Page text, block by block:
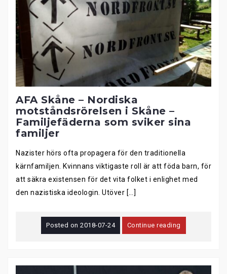
AFA Skåne – Nordiska
motståndsrörelsen i Skåne –
Familjefäderna som sviker sina
familjer
Nazister hörs ofta propagera för den traditionella
kärnfamiljen. Kvinnans viktigaste roll är att föda barn, för
att säkra existensen för det vita folket i enlighet med
den nazistiska ideologin. Utöver […]
Posted on2018-07-24 Continue reading